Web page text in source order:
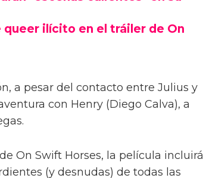
ilícito en el tráiler de On
a pesar del contacto entre Julius y
con Henry (Diego Calva), a
On Swift Horses, la película incluirá
(y desnudas) de todas las